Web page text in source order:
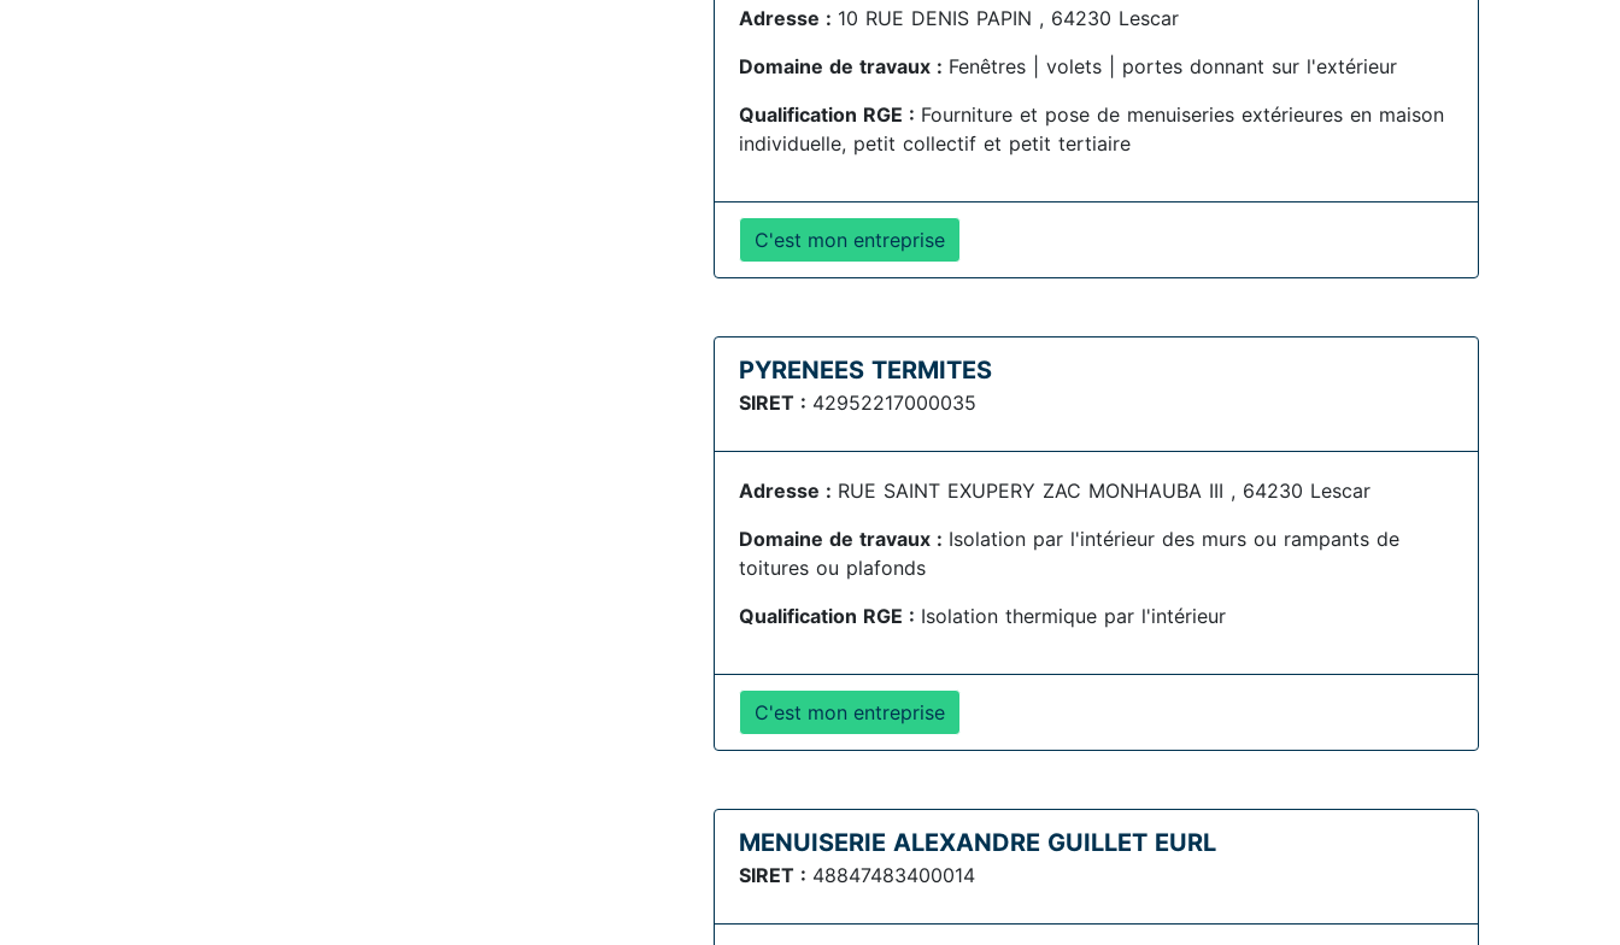
Adresse : 10 RUE DENIS PAPIN , 64230 Lescar
Domaine de travaux : Fenêtres | volets | portes donnant sur l'extérieur
Qualification RGE : Fourniture et pose de menuiseries extérieures en maison
individuelle, petit collectif et petit tertiaire
C'est mon entreprise
PYRENEES TERMITES
SIRET : 42952217000035
Adresse : RUE SAINT EXUPERY ZAC MONHAUBA III , 64230 Lescar
Domaine de travaux : Isolation par l'intérieur des murs ou rampants de
toitures ou plafonds
Qualification RGE : Isolation thermique par l'intérieur
C'est mon entreprise
MENUISERIE ALEXANDRE GUILLET EURL
SIRET : 48847483400014